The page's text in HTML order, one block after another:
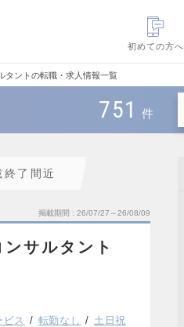
初めての方へ
タントの転職・求人情報一覧
751 件
終了間近
掲載期間 26/07/27～26/08/09
サルタント
ス 転勤なし
土日祝